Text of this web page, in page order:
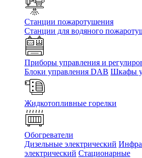
Станции пожаротушения
Станции для водяного
Приборы управления и
Блоки управления DAB Шкафы
Жидкотопливные горелки
Обогреватели
Дизельные электрический
электрический Стационарные